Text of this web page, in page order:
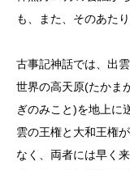
も、また、そのあた
古事記神話では、出
世界の高天原(たかま
ぎのみこと)を地上に
雲の王権と大和王権
なく、両者には早く